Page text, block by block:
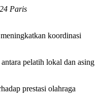
Paris
koordinasi
pelatih lokal dan asing
prestasi olahraga